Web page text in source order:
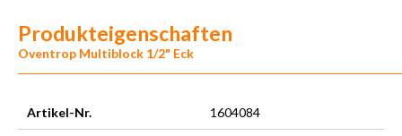
Produkteigenschaften
Oventrop Multiblock 1/2" Eck
Artikel-Nr. 1604084